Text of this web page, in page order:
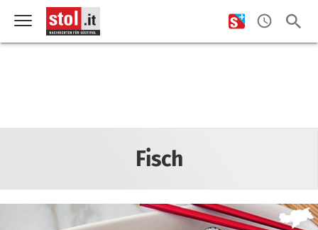
Fisch